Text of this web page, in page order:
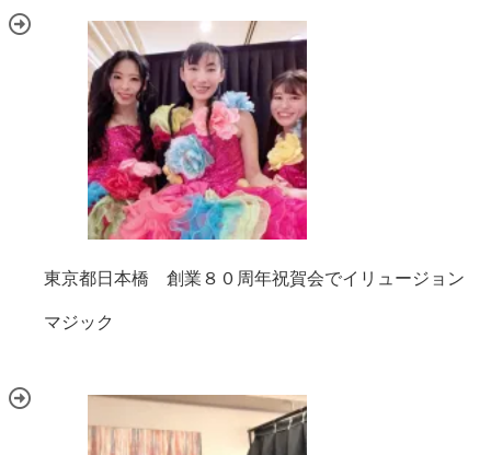
東京都日本橋 創業８０周年祝賀会でイリュージョン
マジック